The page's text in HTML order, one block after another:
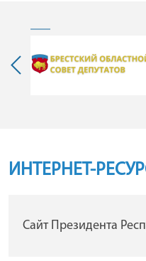
ИНТЕРНЕТ-
Сайт Президента